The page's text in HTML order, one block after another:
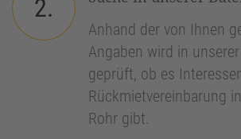
2.
Anhand der von Ihnen
Angaben wird in
geprüft, ob es
Rückmietvereinbarung
Rohr gibt.